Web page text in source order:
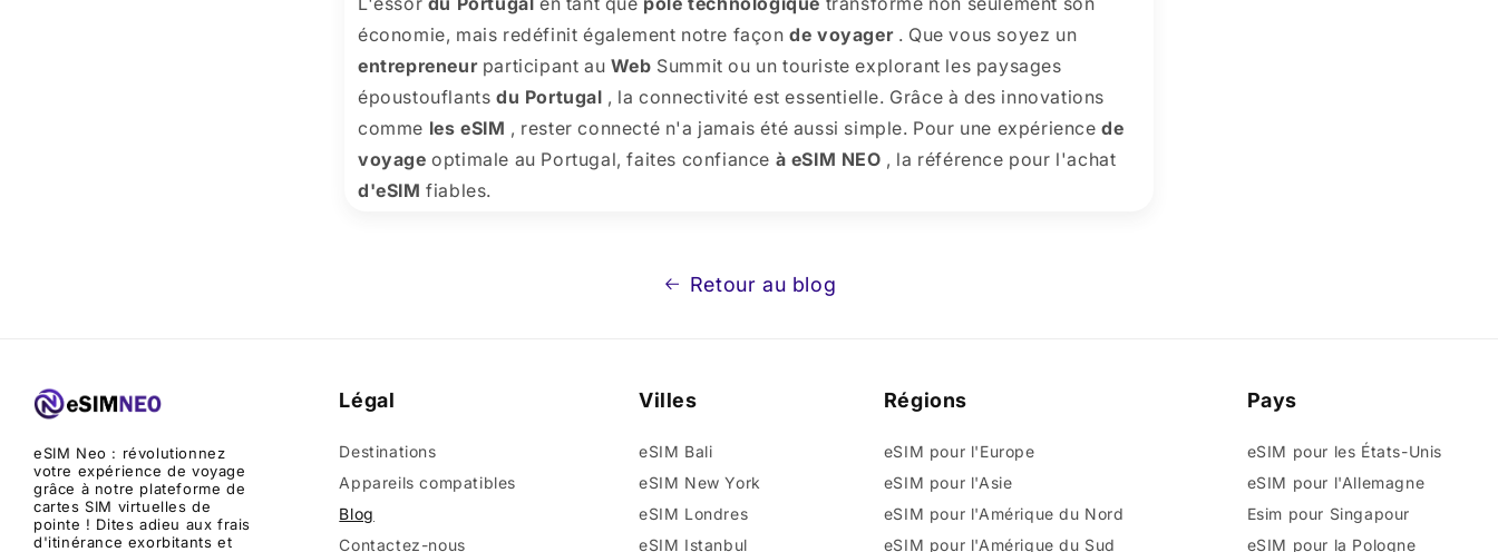
économie, mais redéfinit également notre façonde voyager. Que vous soyez un
entrepreneurparticipant au Web Summit ou un touriste explorant les paysages
époustouflants du Portugal , la connectivité est essentielle. Grâce à des innovations
comme les eSIM , rester connecté n'a jamais été aussi simple. Pour une expériencede
voyage optimale au Portugal, faites confiance à eSIM NEO , la référence pour l'achat
d'eSIM fiables.
Retour au blog
eSIM Neo : révolutionnez
votre expérience de voyage
grâce à notre plateforme de
cartes SIM virtuelles de
pointe ! Dites adieu aux frais
d'itinérance exorbitants et
Légal
Destinations
Appareils compatibles
Blog
Contactez-nous
Villes
eSIM Bali
eSIM New York
eSIM Londres
eSIM Istanbul
Régions
eSIM pour l'Europe
eSIM pour l'Asie
eSIM pour l'Amérique du Nord
eSIM pour l'Amérique du Sud
Pays
eSIM pour les États-Unis
eSIM pour l'Allemagne
Esim pour Singapour
eSIM pour la Pologne